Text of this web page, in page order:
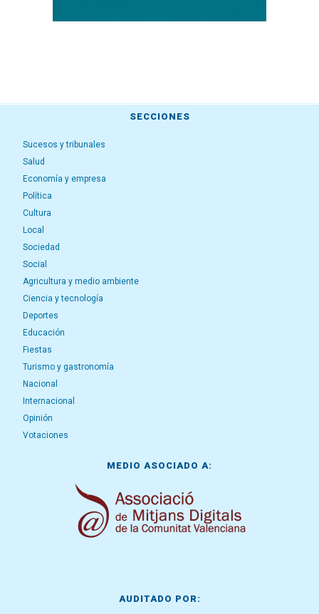
SECCIONES
Sucesos y tribunales
Salud
Economía y empresa
Política
Cultura
Local
Sociedad
Social
Agricultura y medio ambiente
Ciencia y tecnología
Deportes
Educación
Fiestas
Turismo y gastronomía
Nacional
Internacional
Opinión
Votaciones
MEDIO ASOCIADO A:
AUDITADO POR: